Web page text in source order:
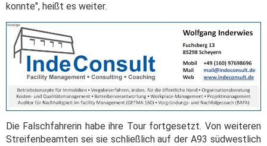
konnte", heißt es weiter.
Die Falschfahrerin habe ihre Tour fortgesetzt. Von weiteren
Streifenbeamten sei sie schließlich auf der A93 südwestlich